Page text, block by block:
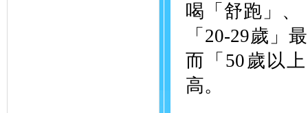
喝「舒跑」
「20-29歲」
而「50歲以
高。